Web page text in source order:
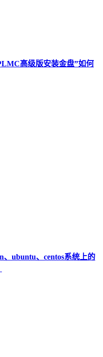
高级版安装金盘”如何
ubuntu、centos系统上的